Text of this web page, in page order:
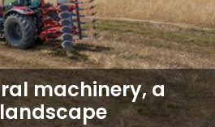
machinery, a